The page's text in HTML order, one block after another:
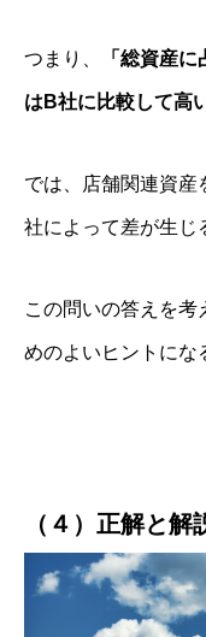
つまり、 「総資産
はB社に比較して高
では、店舗関連資産
社によって差が生じ
この問いの答えを考
めのよいヒントにな
（４）正解と解